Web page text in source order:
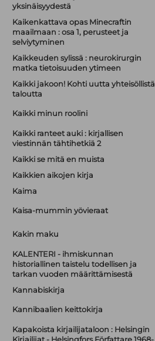
yksinäisyydestä
Kaikenkattava opas Minecraftin
maailmaan : osa 1, perusteet ja
selviytyminen
Kaikkeuden sylissä : neurokirurgin
matka tietoisuuden ytimeen
Kaikki jakoon! Kohti uutta yhteisöllistä
taloutta
Kaikki minun roolini
Kaikki ranteet auki : kirjallisen
viestinnän tähtihetkiä 2
Kaikki se mitä en muista
Kaikkien aikojen kirja
Kaima
Kaisa-mummin yövieraat
Kakin maku
KALENTERI - ihmiskunnan
historiallinen taistelu todellisen ja
tarkan vuoden määrittämisestä
Kannabiskirja
Kannibaalien keittokirja
Kapakoista kirjailijataloon : Helsingin